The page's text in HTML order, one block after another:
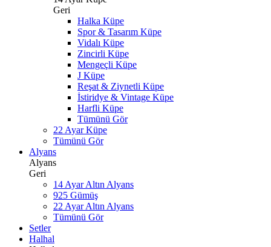
Geri
Halka Küpe
Spor & Tasarım Küpe
Vidalı Küpe
Zincirli Küpe
Mengeçli Küpe
J Küpe
Reşat & Ziynetli Küpe
İstiridye & Vintage Küpe
Harfli Küpe
Tümünü Gör
22 Ayar Küpe
Tümünü Gör
Alyans
Alyans
Geri
14 Ayar Altın Alyans
925 Gümüş
22 Ayar Altın Alyans
Tümünü Gör
Setler
Halhal